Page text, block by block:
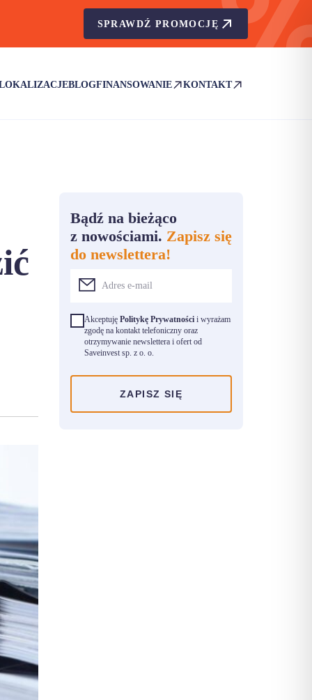
SPRAWDŹ PROMOCJĘ
BLOGFINANSOWANIE
(OTWIERA SIĘ W NOWEJ KARCIE)
KONTAKT
(OTWIERA SIĘ W NOWEJ
Bądź na bieżąco
z nowościami. Zapisz się
do newslettera!
Akceptuję Politykę Prywatności i wyrażam
zgodę na kontakt telefoniczny oraz
otrzymywanie newslettera i ofert od
Saveinvest sp. z o. o.